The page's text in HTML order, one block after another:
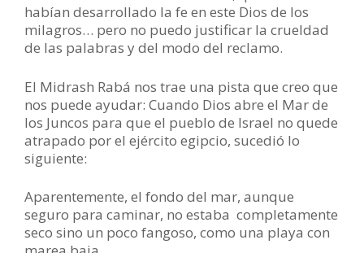
habían desarrollado la fe en este Dios de los
milagros… pero no puedo justificar la crueldad
de las palabras y del modo del reclamo.
El Midrash Rabá nos trae una pista que creo que
nos puede ayudar: Cuando Dios abre el Mar de
los Juncos para que el pueblo de Israel no quede
atrapado por el ejército egipcio, sucedió lo
siguiente:
Aparentemente, el fondo del mar, aunque
seguro para caminar, no estaba completamente
seco sino un poco fangoso, como una playa con